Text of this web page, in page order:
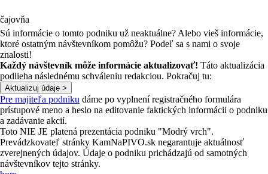
čajovňa
Sú informácie o tomto podniku už neaktuálne? Alebo vieš informácie,
ktoré ostatným návštevníkom pomôžu? Podeľ sa s nami o svoje
znalosti!
Každý návštevník môže informácie aktualizovať! Táto aktualizácia
podlieha následnému schváleniu redakciou. Pokračuj tu:
Pre majiteľa podniku dáme po vyplnení registračného formulára
prístupové meno a heslo na editovanie faktických informácii o podniku
a zadávanie akcií.
Toto NIE JE platená prezentácia podniku "Modrý vrch".
Prevádzkovateľ stránky KamNaPIVO.sk negarantuje aktuálnosť
zverejnených údajov. Údaje o podniku prichádzajú od samotných
návštevníkov tejto stránky.